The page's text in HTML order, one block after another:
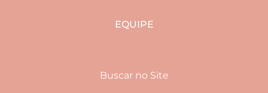
EQUIPE
Buscar no Site